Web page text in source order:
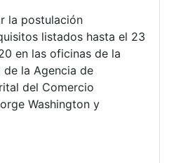
la postulación
listados hasta el 23
en las oficinas de la
de la Agencia de
del Comercio
Washington y